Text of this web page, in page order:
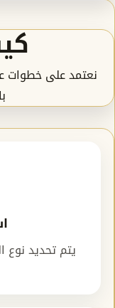
نعتمد على خطوات
يتم تحديد